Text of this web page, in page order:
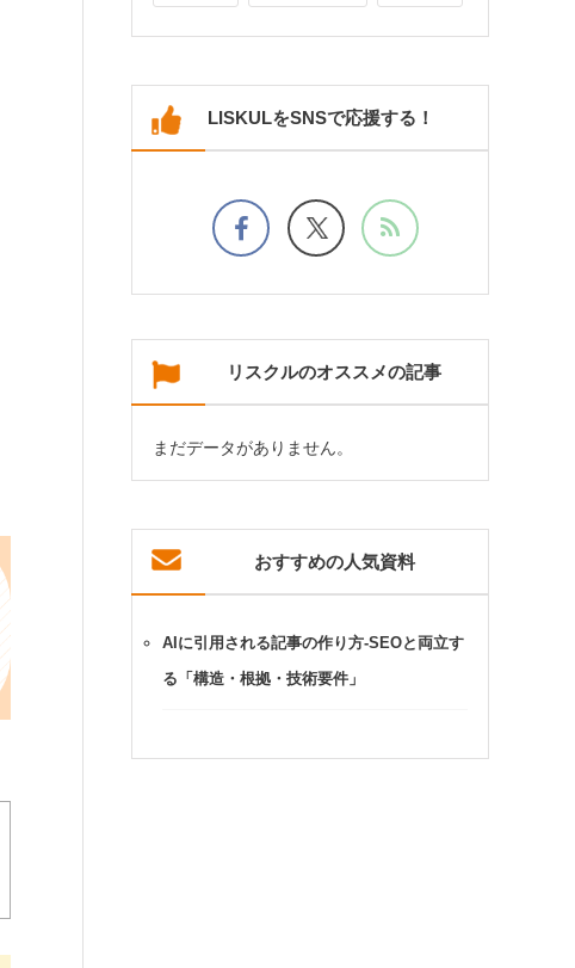
LISKULをSNSで応援する！
リスクルのオススメの記事
まだデータがありません。
おすすめの人気資料
AIに引用される記事の作り方-SEOと両立す
る「構造・根拠・技術要件」